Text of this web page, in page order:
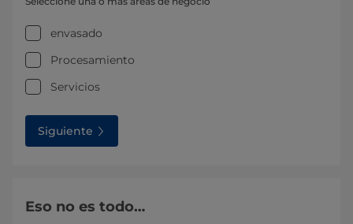
envasado
Procesamiento
Servicios
Siguiente
Eso no es todo…